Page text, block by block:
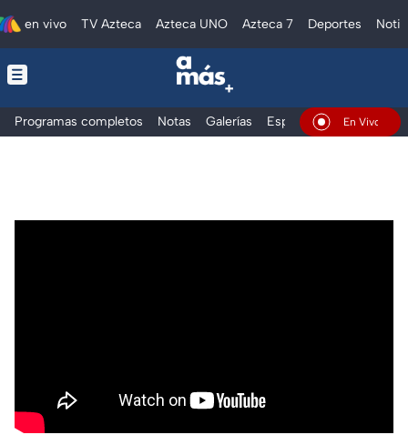
en vivo TV Azteca Azteca UNO Azteca 7 Deportes
Programas completos Notas Galerías Especiales En Vivo